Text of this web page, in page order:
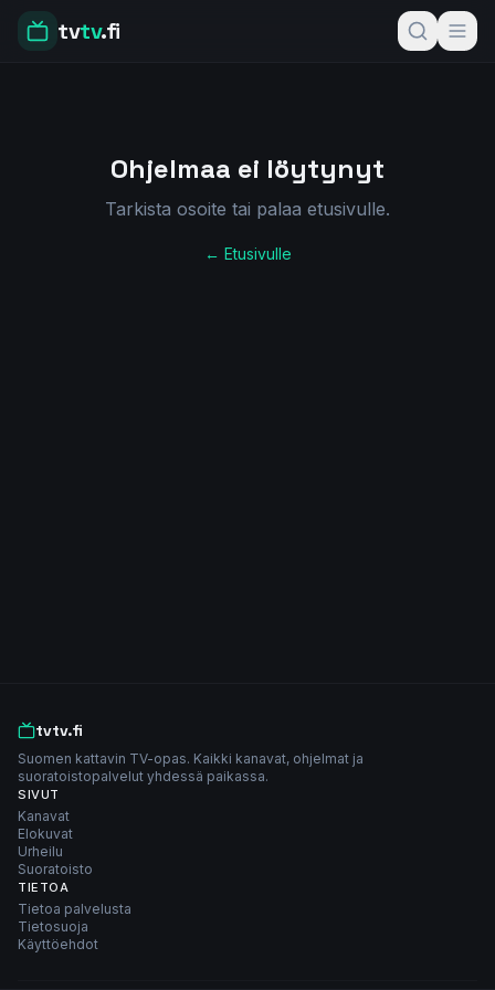
tvtv.fi
Ohjelmaa ei löytynyt
Tarkista osoite tai palaa etusivulle.
← Etusivulle
tvtv.fi
Suomen kattavin TV-opas. Kaikki kanavat, ohjelmat ja
suoratoistopalvelut yhdessä paikassa.
SIVUT
Kanavat
Elokuvat
Urheilu
Suoratoisto
TIETOA
Tietoa palvelusta
Tietosuoja
Käyttöehdot